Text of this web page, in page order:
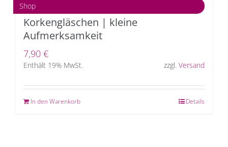
Shop
Korkengläschen | kleine
Aufmerksamkeit
7,90 €
Enthält 19% MwSt. zzgl. Versand
In den Warenkorb Details